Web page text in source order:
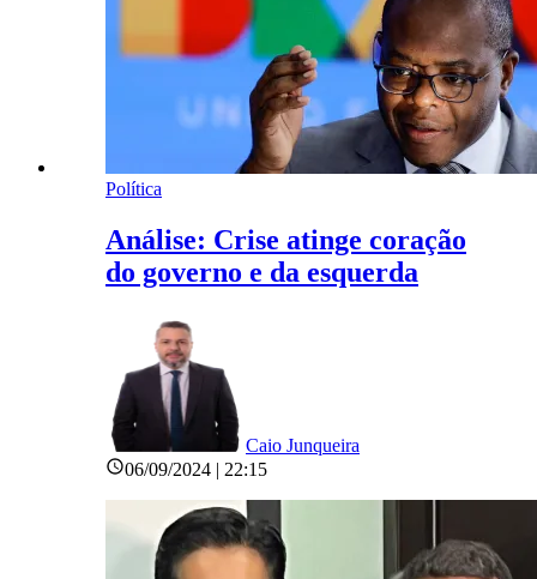
Política
Análise: Crise atinge coração
do governo e da esquerda
Caio Junqueira
06/09/2024 | 22:15